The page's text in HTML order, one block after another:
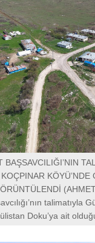
talimatıyla
Doku’ya ait